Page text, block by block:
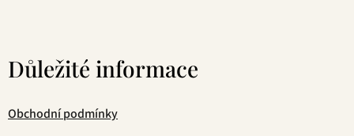
Důležité informace
Obchodní podmínky